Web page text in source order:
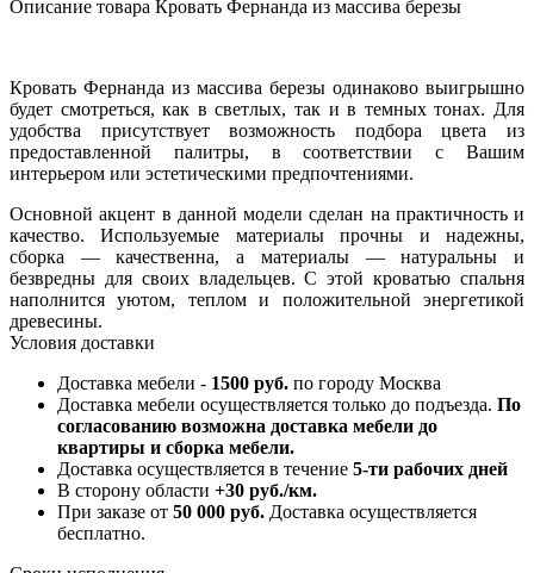
Описание товара Кровать Фернанда из массива березы
Кровать Фернанда из массива березы одинаково выигрышно
будет смотреться, как в светлых, так и в темных тонах. Для
удобства присутствует возможность подбора цвета из
предоставленной палитры, в соответствии с Вашим
интерьером или эстетическими предпочтениями.
Основной акцент в данной модели сделан на практичность и
качество. Используемые материалы прочны и надежны,
сборка — качественна, а материалы — натуральны и
безвредны для своих владельцев. С этой кроватью спальня
наполнится уютом, теплом и положительной энергетикой
древесины.
Условия доставки
Доставка мебели - 1500 руб. по городу Москва
Доставка мебели осуществляется только до подъезда. По
согласованию возможна доставка мебели до
квартиры и сборка мебели.
Доставка осуществляется в течение 5-ти рабочих дней
В сторону области +30 руб./км.
При заказе от 50 000 руб. Доставка осуществляется
бесплатно.